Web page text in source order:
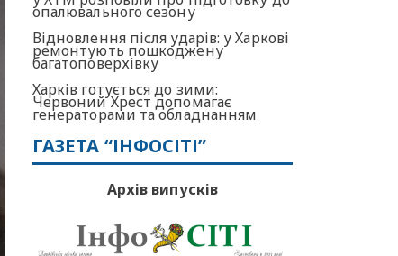
опалювального сезону
Відновлення після ударів: у Харкові
ремонтують пошкоджену
багатоповерхівку
Харків готується до зими:
Червоний Хрест допомагає
генераторами та обладнанням
ГАЗЕТА “ІНФОСІТІ”
Архів випусків